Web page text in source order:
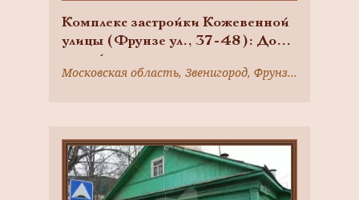
Комплекс застройки Кожевенной
улицы (Фрунзе ул., 37-48): Дом
жилой
Московская область, Звенигород, Фрунзе ул., 45/1